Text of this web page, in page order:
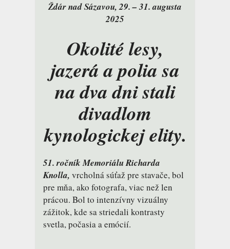
Ždár nad Sázavou, 29. – 31. augusta
2025
Okolité lesy,
jazerá a polia sa
na dva dni stali
divadlom
kynologickej elity.
51. ročník Memoriálu Richarda
Knolla, vrcholná súťaž pre stavače, bol
pre mňa, ako fotografa, viac než len
prácou. Bol to intenzívny vizuálny
zážitok, kde sa striedali kontrasty
svetla, počasia a emócií.